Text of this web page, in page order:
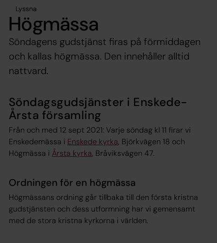
Lyssna
Högmässa
Söndagens gudstjänst firas på förmiddagen
och kallas högmässa. Den innehåller alltid
nattvard.
Söndagsgudsjänster i Enskede-
Årsta församling
Från och med 12 sept 2021: Varje söndag kl 11 firar vi
Enskedemässa i Enskede kyrka, Björkvägen 18 och
Högmässa i Årsta kyrka, Bråviksvägen 47.
Ordningen för en högmässa
Högmässans ordning går tillbaka till den första kristna
gudstjänsten och dess utformning har vi gemensamt
med de stora kristna kyrkorna i världen.